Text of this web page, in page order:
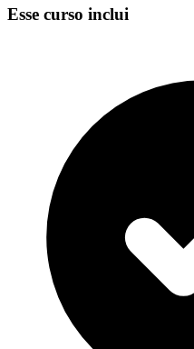
Esse curso inclui